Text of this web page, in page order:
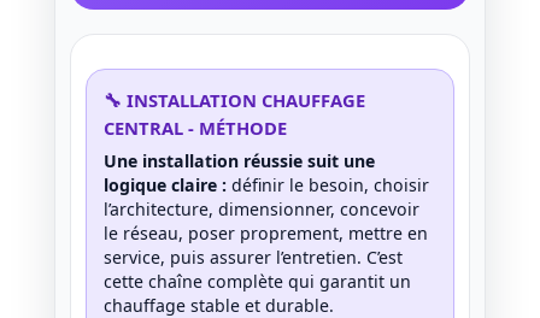
🔧 INSTALLATION CHAUFFAGE
CENTRAL - MÉTHODE
Une installation réussie suit une
logique claire :définir le besoin, choisir
l’architecture, dimensionner, concevoir
le réseau, poser proprement, mettre en
service, puis assurer l’entretien. C’est
cette chaîne complète qui garantit un
chauffage stable et durable.